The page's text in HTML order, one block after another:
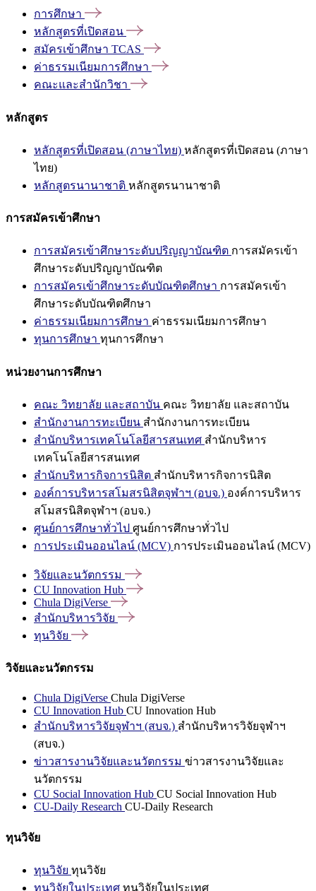
การศึกษา
หลักสูตรที่เปิดสอน
สมัครเข้าศึกษา TCAS
ค่าธรรมเนียมการศึกษา
คณะและสำนักวิชา
หลักสูตร
หลักสูตรที่เปิดสอน (ภาษาไทย) หลักสูตรที่เปิดสอน (ภาษา
ไทย)
หลักสูตรนานาชาติ หลักสูตรนานาชาติ
การสมัครเข้าศึกษา
การสมัครเข้าศึกษาระดับปริญญาบัณฑิต การสมัครเข้า
ศึกษาระดับปริญญาบัณฑิต
การสมัครเข้าศึกษาระดับบัณฑิตศึกษา การสมัครเข้า
ศึกษาระดับบัณฑิตศึกษา
ค่าธรรมเนียมการศึกษา ค่าธรรมเนียมการศึกษา
ทุนการศึกษา ทุนการศึกษา
หน่วยงานการศึกษา
คณะ วิทยาลัย และสถาบัน คณะ วิทยาลัย และสถาบัน
สำนักงานการทะเบียน สำนักงานการทะเบียน
สำนักบริหารเทคโนโลยีสารสนเทศ สำนักบริหาร
เทคโนโลยีสารสนเทศ
สำนักบริหารกิจการนิสิต สำนักบริหารกิจการนิสิต
องค์การบริหารสโมสรนิสิตจุฬาฯ (อบจ.) องค์การบริหาร
สโมสรนิสิตจุฬาฯ (อบจ.)
ศูนย์การศึกษาทั่วไป ศูนย์การศึกษาทั่วไป
การประเมินออนไลน์ (MCV) การประเมินออนไลน์ (MCV)
วิจัยและนวัตกรรม
CU Innovation Hub
Chula DigiVerse
สำนักบริหารวิจัย
ทุนวิจัย
วิจัยและนวัตกรรม
Chula DigiVerse Chula DigiVerse
CU Innovation Hub CU Innovation Hub
สำนักบริหารวิจัยจุฬาฯ (สบจ.) สำนักบริหารวิจัยจุฬาฯ
(สบจ.)
ข่าวสารงานวิจัยและนวัตกรรม ข่าวสารงานวิจัยและ
นวัตกรรม
CU Social Innovation Hub CU Social Innovation Hub
CU-Daily Research CU-Daily Research
ทุนวิจัย
ทุนวิจัย ทุนวิจัย
ทุนวิจัยในประเทศ ทุนวิจัยในประเทศ